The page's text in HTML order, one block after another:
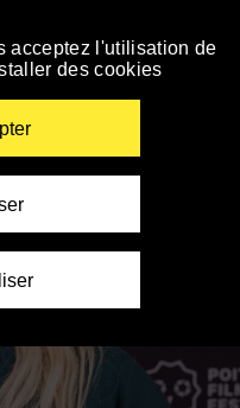
acceptez l'utilisation de
des cookies